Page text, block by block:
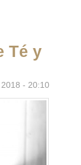
Té y
- 20:10